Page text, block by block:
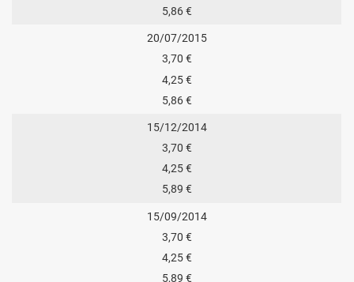
5,86 €
20/07/2015
3,70 €
4,25 €
5,86 €
15/12/2014
3,70 €
4,25 €
5,89 €
15/09/2014
3,70 €
4,25 €
5,89 €